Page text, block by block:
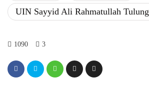
UIN Sayyid Ali Rahmatullah
1090 3